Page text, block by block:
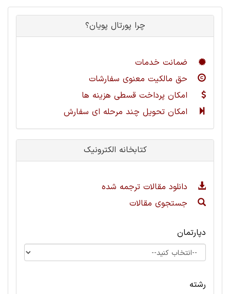
چرا پورتال پویان؟
ضمانت خدمات
حق مالکیت معنوی سفارشات
امکان پرداخت قسطی هزینه ها
امکان تحویل چند مرحله ای سفارش
کتابخانه الکترونیک
دانلود مقالات ترجمه شده
جستجوی مقالات
دپارتمان
رشته